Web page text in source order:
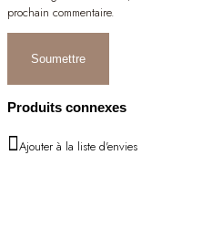
prochain commentaire.
Produits connexes
Ajouter à la liste d'envies